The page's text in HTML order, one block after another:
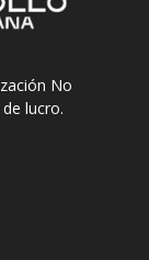
No
lucro.